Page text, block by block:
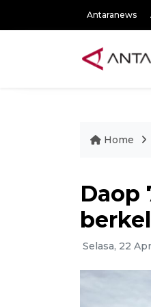
Antaranews
Home
Daop
Selasa, 22